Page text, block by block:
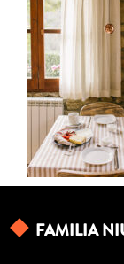
FAMILIA